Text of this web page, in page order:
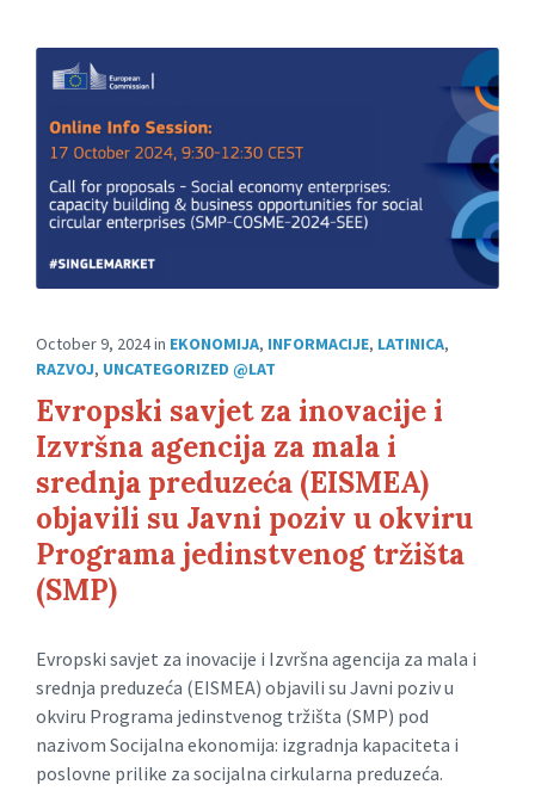
October 9, 2024in EKONOMIJA, INFORMACIJE, LATINICA,
RAZVOJ, UNCATEGORIZED @LAT
Evropski savjet za inovacije i
Izvršna agencija za mala i
srednja preduzeća (EISMEA)
objavili su Javni poziv u okviru
Programa jedinstvenog tržišta
(SMP)
Evropski savjet za inovacije i Izvršna agencija za mala i
srednja preduzeća (EISMEA) objavili su Javni poziv u
okviru Programa jedinstvenog tržišta (SMP) pod
nazivom Socijalna ekonomija: izgradnja kapaciteta i
poslovne prilike za socijalna cirkularna preduzeća.